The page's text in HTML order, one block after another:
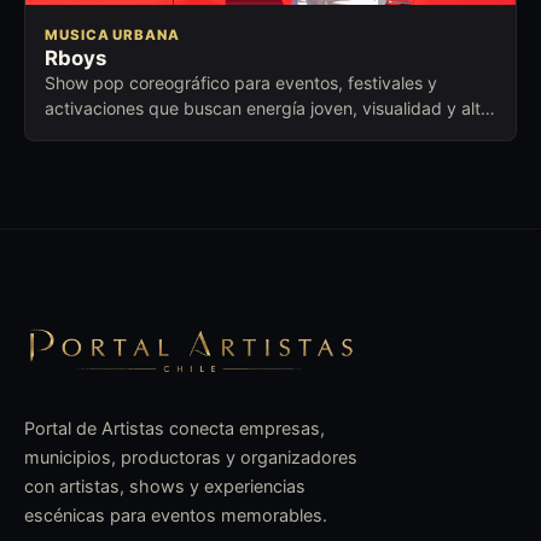
MUSICA URBANA
Rboys
Show pop coreográfico para eventos, festivales y
activaciones que buscan energía joven, visualidad y alto
Portal de Artistas conecta empresas,
municipios, productoras y organizadores
con artistas, shows y experiencias
escénicas para eventos memorables.